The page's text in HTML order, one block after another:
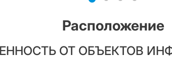
Расположение
ОТ ОБЪЕКТОВ